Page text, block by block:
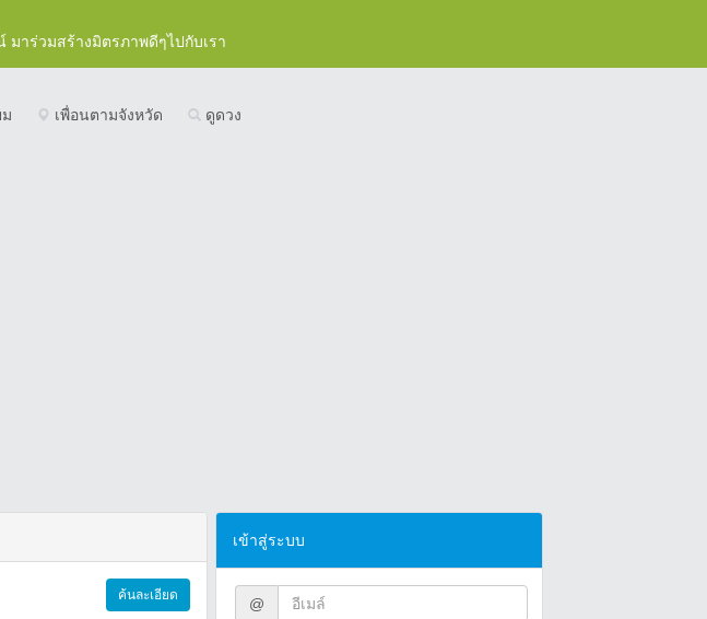
าร่วมสร้างมิตรภาพดีๆไปกับเรา
เพื่อนตามจังหวัด ดูดวง
ค้นละเอียด
เข้าสู่ระบบ
@